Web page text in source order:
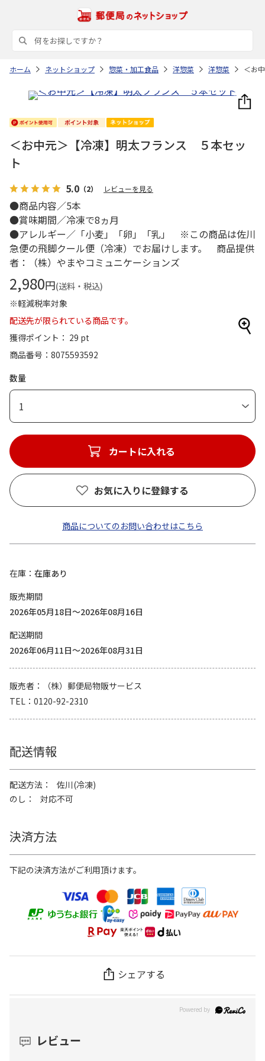
ホーム ネットショップ 惣菜・加工食品 洋惣菜 洋惣菜 ＜お
＜お中元＞【冷凍】明太フランス ５本セッ
ト
5.0 （2） レビューを見る
●商品内容／5本
●賞味期間／冷凍で8ヵ月
●アレルギー／「小麦」「卵」「乳」 ※この商品は佐川
急便の飛脚クール便（冷凍）でお届けします。 商品提供
者：（株）やまやコミュニケーションズ
2,980円(送料・税込)
※軽減税率対象
配送先が限られている商品です。
獲得ポイント： 29 pt
商品番号
8075593592
数量
1
カートに入れる
お気に入りに登録する
商品についてのお問い合わせはこちら
在庫
在庫あり
販売期間
2026年05月18日～2026年08月16日
配送期間
2026年06月11日～2026年08月31日
販売者
（株）郵便局物販サービス
TEL
0120-92-2310
配送情報
配送方法
佐川(冷凍)
のし
対応不可
決済方法
下記の決済方法がご利用頂けます。
シェアする
レビュー